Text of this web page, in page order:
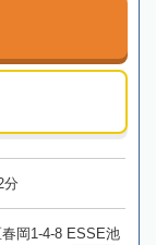
分
岡1-4-8 ESSE池